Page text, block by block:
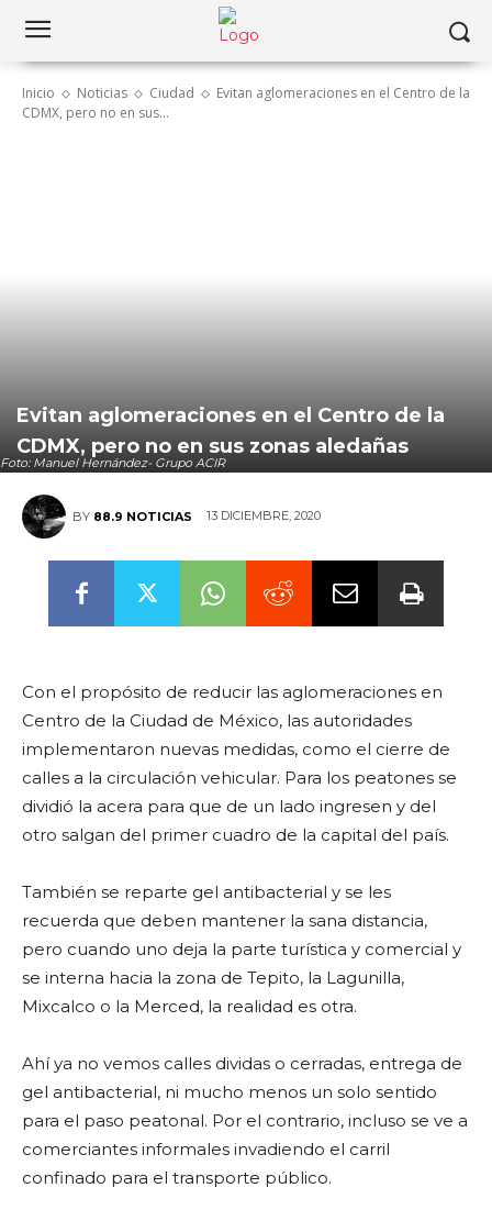
Inicio Noticias Ciudad
Evitan aglomeraciones en el Centro de la
CDMX, pero no en sus...
Foto: Manuel Hernández- Grupo ACIR
Evitan aglomeraciones en el Centro de la
CDMX, pero no en sus zonas aledañas
BY 88.9 NOTICIAS 13 DICIEMBRE, 2020
Con el propósito de reducir las aglomeraciones en
Centro de la Ciudad de México, las autoridades
implementaron nuevas medidas, como el cierre de
calles a la circulación vehicular. Para los peatones se
dividió la acera para que de un lado ingresen y del
otro salgan del primer cuadro de la capital del país.
También se reparte gel antibacterial y se les
recuerda que deben mantener la sana distancia,
pero cuando uno deja la parte turística y comercial y
se interna hacia la zona de Tepito, la Lagunilla,
Mixcalco o la Merced, la realidad es otra.
Ahí ya no vemos calles dividas o cerradas, entrega de
gel antibacterial, ni mucho menos un solo sentido
para el paso peatonal. Por el contrario, incluso se ve a
comerciantes informales invadiendo el carril
confinado para el transporte público.